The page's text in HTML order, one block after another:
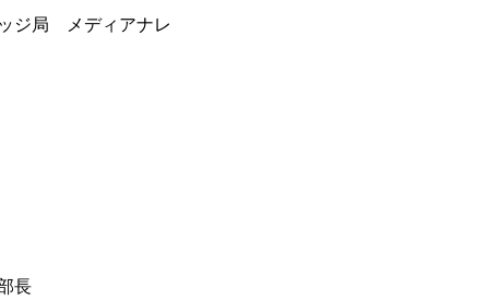
局 メディアナレ
長